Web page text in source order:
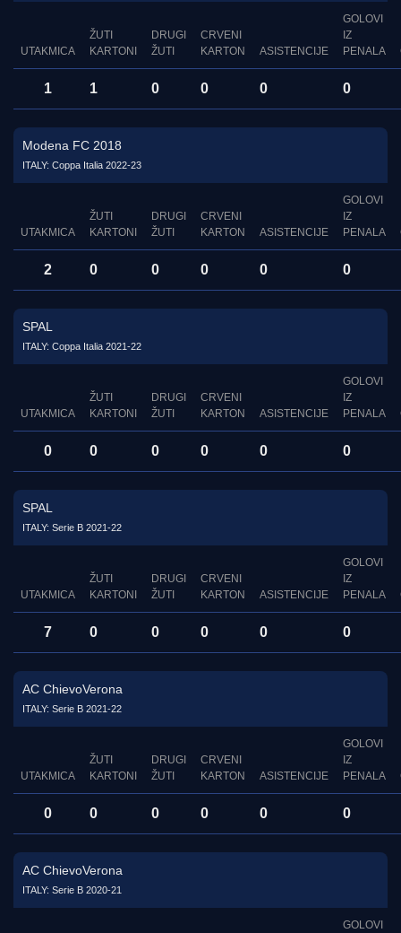
UTAKMICA
ŽUTI
KARTONI
DRUGI
ŽUTI
CRVENI
KARTON
ASISTENCIJE
GOLOVI
IZ
PENALA
1 1 0 0 0 0
Modena FC 2018
ITALY: Coppa Italia 2022-23
UTAKMICA
ŽUTI
KARTONI
DRUGI
ŽUTI
CRVENI
KARTON
ASISTENCIJE
GOLOVI
IZ
PENALA
2 0 0 0 0 0
SPAL
ITALY: Coppa Italia 2021-22
UTAKMICA
ŽUTI
KARTONI
DRUGI
ŽUTI
CRVENI
KARTON
ASISTENCIJE
GOLOVI
IZ
PENALA
0 0 0 0 0 0
SPAL
ITALY: Serie B 2021-22
UTAKMICA
ŽUTI
KARTONI
DRUGI
ŽUTI
CRVENI
KARTON
ASISTENCIJE
GOLOVI
IZ
PENALA
7 0 0 0 0 0
AC ChievoVerona
ITALY: Serie B 2021-22
UTAKMICA
ŽUTI
KARTONI
DRUGI
ŽUTI
CRVENI
KARTON
ASISTENCIJE
GOLOVI
IZ
PENALA
0 0 0 0 0 0
AC ChievoVerona
ITALY: Serie B 2020-21
GOLOVI